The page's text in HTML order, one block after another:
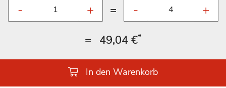
=
= 49,04 €*
In den Warenkorb